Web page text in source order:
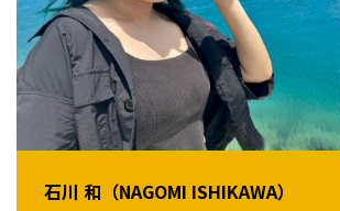
石川 和（NAGOMI ISHIKAWA）